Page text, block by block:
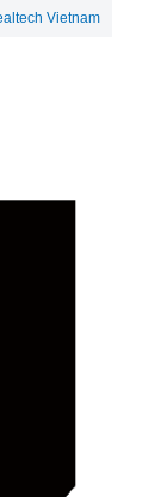
Vietnam